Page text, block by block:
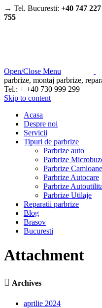
→ Tel. Bucuresti: +40 747
755
Open/Close Menu
parbrize, montaj parbrize,
Tel.: + +40 730 999 299
Skip to content
Acasa
Despre noi
Servicii
Tipuri de parbrize
Parbrize auto
Parbrize
Parbrize Camioane
Parbrize Autocare
Parbrize
Parbrize Utilaje
Reparatii parbrize
Blog
Brasov
Bucuresti
Attachment
 Archives
aprilie 2024